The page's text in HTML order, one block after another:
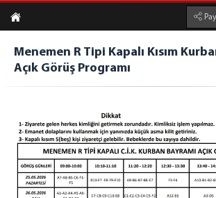
KURUMUMUZ
Genel Bilgiler
Birimlerimiz
İş Kollarımız
Ziyaretçi Kafeterya
Kantin
Demir Atölyesi
İnşaat - Onarım
Menemen R Tipi Kapalı Kısım
Açık Görüş Programı